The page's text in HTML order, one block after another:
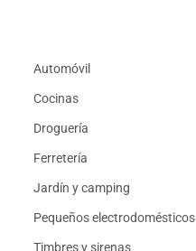
Automóvil
Cocinas
Droguería
Ferretería
Jardín y camping
Pequeños electrodomésticos
Timbres y sirenas